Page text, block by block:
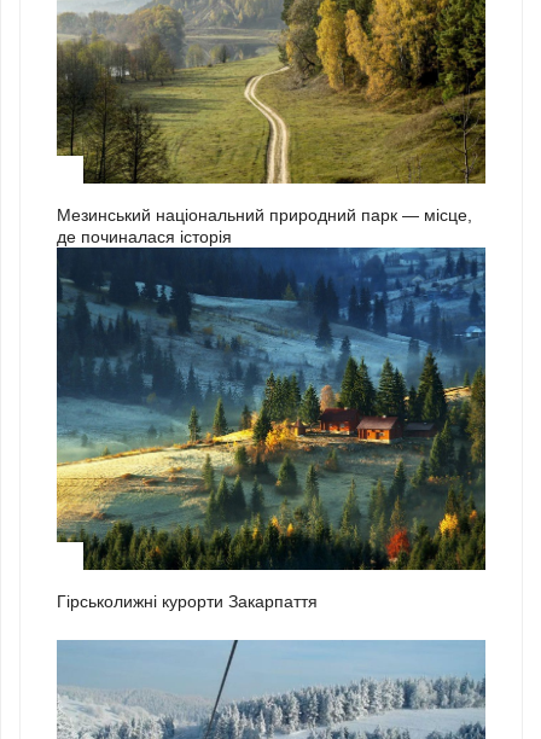
Мезинський національний природний парк — місце,
де починалася історія
Гірськолижні курорти Закарпаття